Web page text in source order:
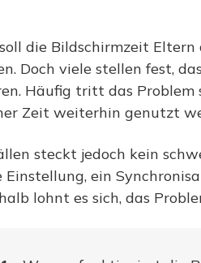
die Bildschirmzeit
Doch viele stellen fest,
. Häufig tritt das Problem
Zeit weiterhin genutzt
steckt jedoch kein
ein
lohnt es sich, das